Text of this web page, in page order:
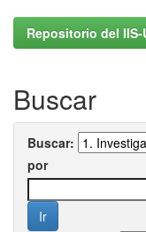
Repositorio del IIS-
Buscar
Buscar:
por